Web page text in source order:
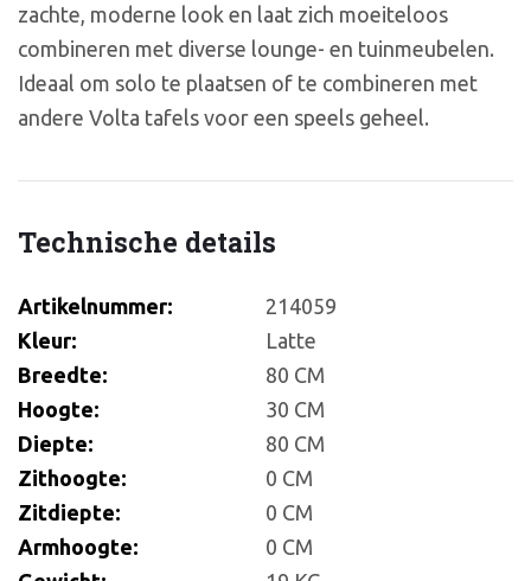
zachte, moderne look en laat zich moeiteloos
combineren met diverse lounge- en tuinmeubelen.
Ideaal om solo te plaatsen of te combineren met
andere Volta tafels voor een speels geheel.
Technische details
Artikelnummer:
214059
Kleur:
Latte
Breedte:
80 CM
Hoogte:
30 CM
Diepte:
80 CM
Zithoogte:
0 CM
Zitdiepte:
0 CM
Armhoogte:
0 CM